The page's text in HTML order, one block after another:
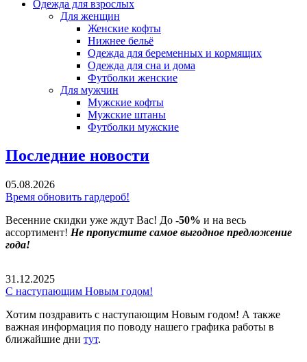
Одежда для взрослых
Для женщин
Женские кофты
Нижнее бельё
Одежда для беременных и кормящих
Одежда для сна и дома
Футболки женские
Для мужчин
Мужские кофты
Мужские штаны
Футболки мужские
Последние новости
05.08.2026
Время обновить гардероб!
Весенние скидки уже ждут Вас! До -50% и на весь
ассортимент! Не пропустите самое выгодное предложение
года!
31.12.2025
С наступающим Новым годом!
Хотим поздравить с наступающим Новым годом! А также
важная информация по поводу нашего графика работы в
ближайшие дни тут.